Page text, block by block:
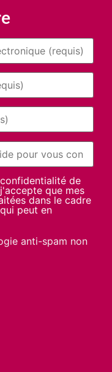
de
que mes
dans le cadre
peut en
anti-spam non